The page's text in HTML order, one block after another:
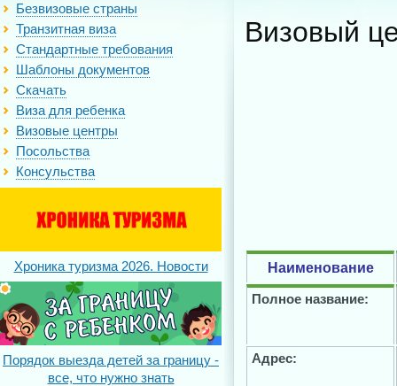
Безвизовые страны
Транзитная виза
Стандартные требования
Шаблоны документов
Скачать
Виза для ребенка
Визовые центры
Посольства
Консульства
Хроника туризма 2026. Новости
Порядок выезда детей за границу -
все, что нужно знать
Визовый
Наименование
Полное название:
Адрес: